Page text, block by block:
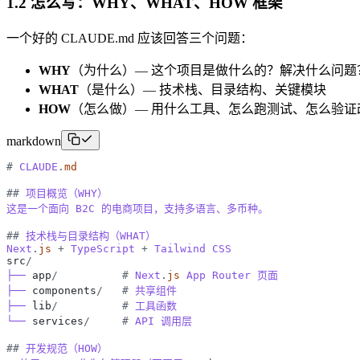
一个好的 CLAUDE.md 应该回答三个问题：
WHY （为什么）— 这个项目是做什么的？解决什么问题
WHAT （是什么）— 技术栈、目录结构、关键模块
HOW （怎么做）— 用什么工具、怎么跑测试、怎么验证
markdown
# CLAUDE . md
## 项目概览（WHY）
这是一个面向
B2C 的电商项目，支持多语言、多币种。
## 技术栈与目录结构（WHAT）
Next . js + TypeScript + Tailwind
CSS
src /
├── app / # Next . js App Router 页面
├── components / # 共享组件
├── lib / # 工具函数
└── services / # API 调用层
## 开发规范（HOW）